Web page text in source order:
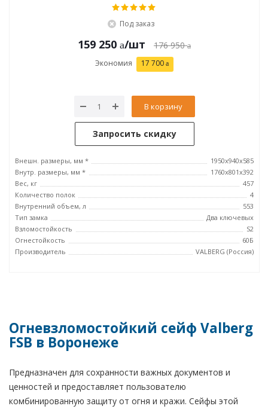
Под заказ
159 250 /шт 176 950
Экономия 17 700
В корзину
Запросить скидку
Внешн. размеры, мм *
1950x940x585
Внутр. размеры, мм *
1760x801x392
Вес, кг
457
Количество полок
4
Внутренний объем, л
553
Тип замка
Два ключевых
Взломостойкость
S2
Огнестойкость
60Б
Производитель
VALBERG (Россия)
Огневзломостойкий сейф Valberg
FSB в Воронеже
Предназначен для сохранности важных документов и
ценностей и предоставляет пользователю
комбинированную защиту от огня и кражи. Сейфы этой